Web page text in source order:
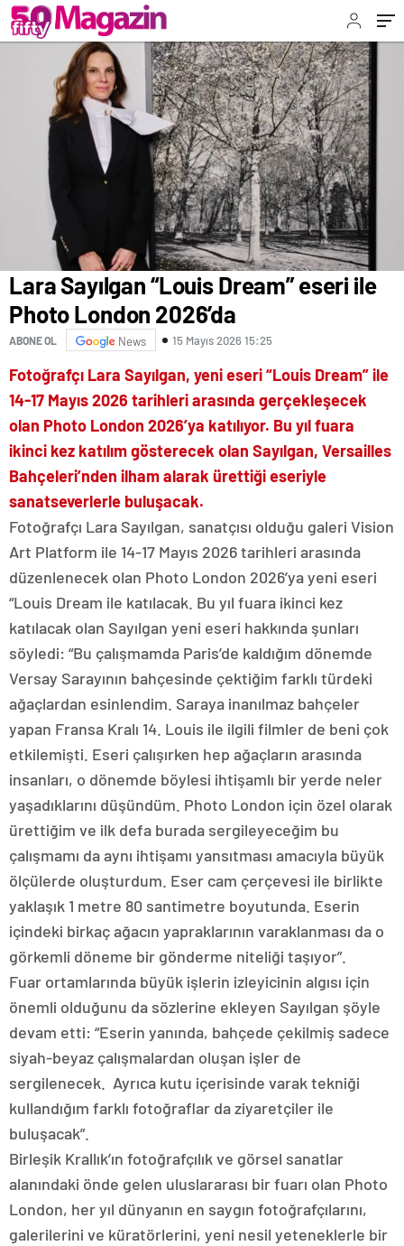
Lara Sayılgan “Louis Dream” eseri ile
Photo London 2026’da
ABONE OL News 15 Mayıs 2026 15:25
Fotoğrafçı Lara Sayılgan, yeni eseri “Louis Dream” ile
14-17 Mayıs 2026 tarihleri arasında gerçekleşecek
olan Photo London 2026’ya katılıyor. Bu yıl fuara
ikinci kez katılım gösterecek olan Sayılgan, Versailles
Bahçeleri’nden ilham alarak ürettiği eseriyle
sanatseverlerle buluşacak.
Fotoğrafçı Lara Sayılgan, sanatçısı olduğu galeri Vision
Art Platform ile 14-17 Mayıs 2026 tarihleri arasında
düzenlenecek olan Photo London 2026’ya yeni eseri
“Louis Dream ile katılacak. Bu yıl fuara ikinci kez
katılacak olan Sayılgan yeni eseri hakkında şunları
söyledi: “Bu çalışmamda Paris’de kaldığım dönemde
Versay Sarayının bahçesinde çektiğim farklı türdeki
ağaçlardan esinlendim. Saraya inanılmaz bahçeler
yapan Fransa Kralı 14. Louis ile ilgili filmler de beni çok
etkilemişti. Eseri çalışırken hep ağaçların arasında
insanları, o dönemde böylesi ihtişamlı bir yerde neler
yaşadıklarını düşündüm. Photo London için özel olarak
ürettiğim ve ilk defa burada sergileyeceğim bu
çalışmamı da aynı ihtişamı yansıtması amacıyla büyük
ölçülerde oluşturdum. Eser cam çerçevesi ile birlikte
yaklaşık 1 metre 80 santimetre boyutunda. Eserin
içindeki birkaç ağacın yapraklarının varaklanması da o
görkemli döneme bir gönderme niteliği taşıyor”.
Fuar ortamlarında büyük işlerin izleyicinin algısı için
önemli olduğunu da sözlerine ekleyen Sayılgan şöyle
devam etti: “Eserin yanında, bahçede çekilmiş sadece
siyah-beyaz çalışmalardan oluşan işler de
sergilenecek. Ayrıca kutu içerisinde varak tekniği
kullandığım farklı fotoğraflar da ziyaretçiler ile
buluşacak”.
Birleşik Krallık’ın fotoğrafçılık ve görsel sanatlar
alanındaki önde gelen uluslararası bir fuarı olan Photo
London, her yıl dünyanın en saygın fotoğrafçılarını,
galerilerini ve küratörlerini, yeni nesil yeteneklerle bir